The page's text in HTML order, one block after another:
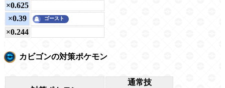
×0.625
×0.39
×0.244
カビゴンの対策ポケモン
通常技